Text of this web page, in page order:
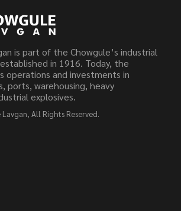
is part of the Chowgule’s industrial
in 1916. Today, the
operations and investments in
ports, warehousing, heavy
explosives.
Lavgan, All Rights Reserved.